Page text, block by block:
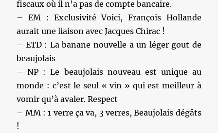
fiscaux où il n’a pas de compte bancaire.
– EM : Exclusivité Voici, François Hollande
aurait une liaison avec Jacques Chirac !
– ETD : La banane nouvelle a un léger gout de
beaujolais
– NP : Le beaujolais nouveau est unique au
monde : c’est le seul « vin » qui est meilleur à
vomir qu’à avaler. Respect
– MM : 1 verre ça va, 3 verres, Beaujolais dégâts
!